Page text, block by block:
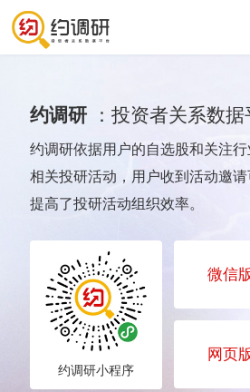
约调研：投资者关系数据
约调研依据用户的自选股和关注
相关投研活动，用户收到活动邀
提高了投研活动组织效率。
约调研小程序
微信
网页